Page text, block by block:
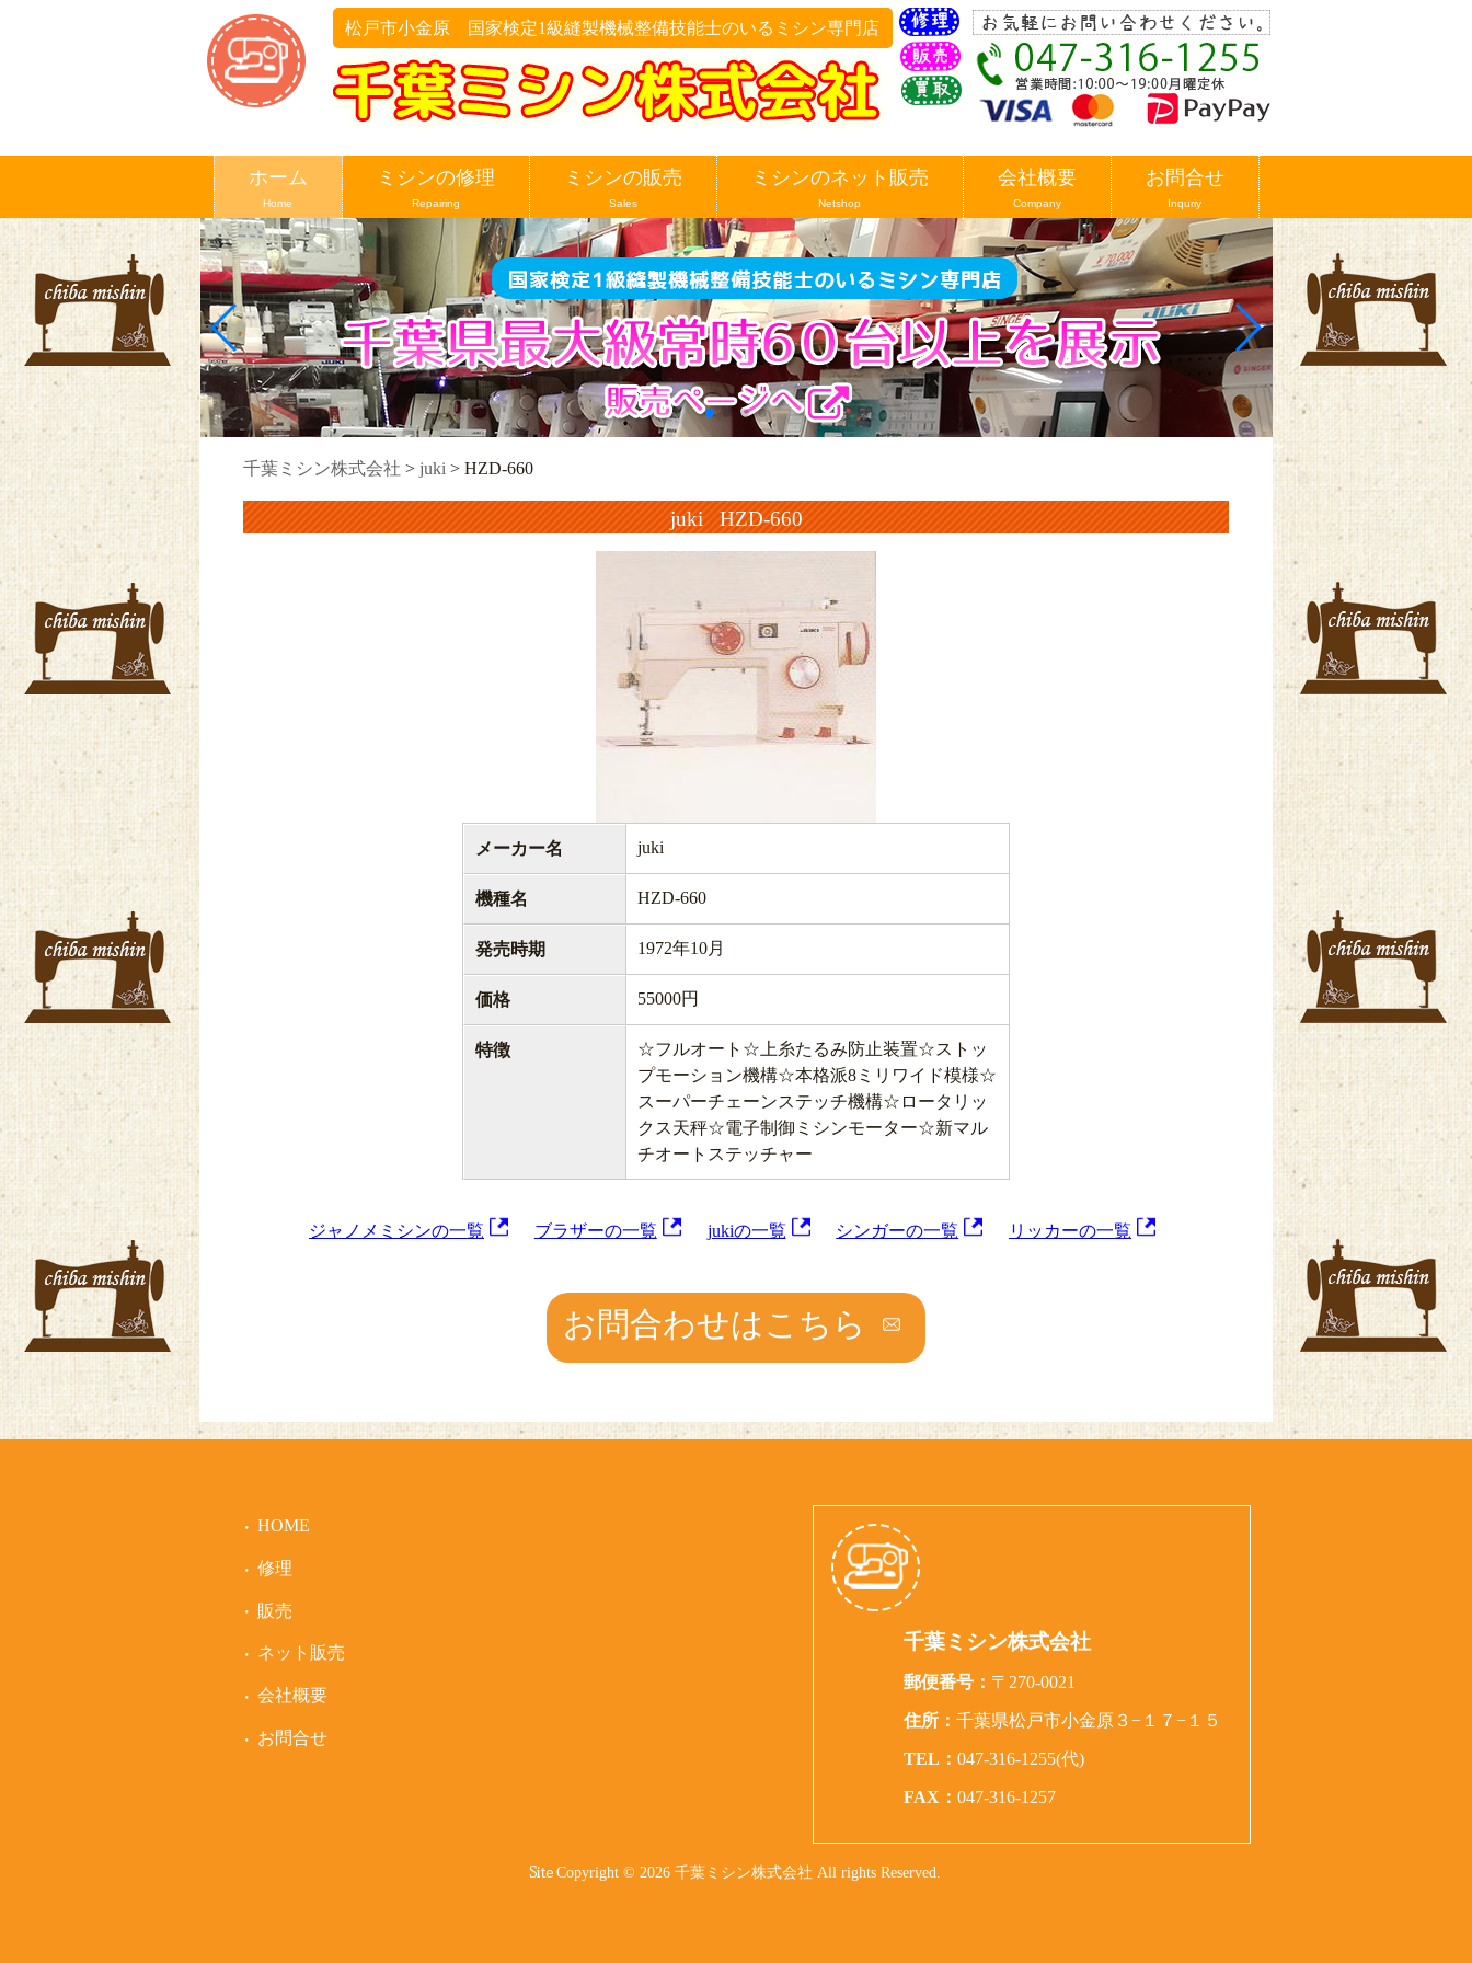
松戸市小金原 国家検定1級縫製機械整備技能士のいるミシン専門店
ホーム
Home
ミシンの修理
Repairing
ミシンの販売
Sales
ミシンのネット販売
Netshop
会社概要
Company
お問合せ
Inquriy
千葉ミシン株式会社 > juki > HZD-660
juki HZD-660
メーカー名 juki
機種名 HZD-660
発売時期 1972年10月
価格 55000円
特徴
☆フルオート☆上糸たるみ防止装置☆ストッ
プモーション機構☆本格派8ミリワイド模様☆
スーパーチェーンステッチ機構☆ロータリッ
クス天秤☆電子制御ミシンモーター☆新マル
チオートステッチャー
ジャノメミシンの一覧 ブラザーの一覧 jukiの一覧 シンガーの一覧 リッカーの一覧
お問合わせはこちら
HOME
修理
販売
ネット販売
会社概要
お問合せ
千葉ミシン株式会社
郵便番号： 〒270-0021
住所： 千葉県松戸市小金原３−１７−１５
TEL： 047-316-1255(代)
FAX： 047-316-1257
Copyright © 2026 千葉ミシン株式会社 All rights Reserved.